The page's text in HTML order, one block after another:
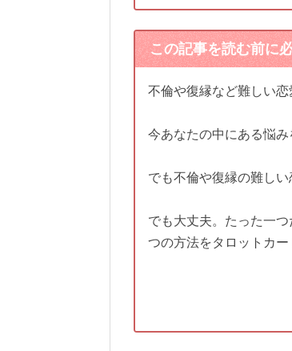
この記事を読む前に
不倫や復縁など難しい
今あなたの中にある悩
でも不倫や復縁の難し
でも大丈夫。たった一
つの方法をタロットカー